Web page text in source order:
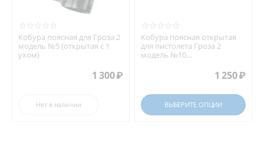
Кобура поясная для Гроза 2
модель №5 (открытая с 1
ухом)
1 300₽
Нет в наличии
Кобура поясная открытая
для пистолета Гроза 2
модель №10
1 250₽
ВЫБЕРИТЕ ОПЦИИ